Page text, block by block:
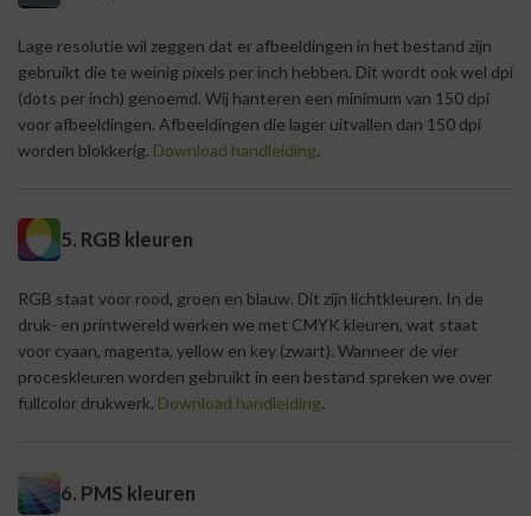
Lage resolutie wil zeggen dat er afbeeldingen in het bestand zijn
gebruikt die te weinig pixels per inch hebben. Dit wordt ook wel dpi
(dots per inch) genoemd. Wij hanteren een minimum van 150 dpi
voor afbeeldingen. Afbeeldingen die lager uitvallen dan 150 dpi
worden blokkerig. Download handleiding.
5. RGB kleuren
RGB staat voor rood, groen en blauw. Dit zijn lichtkleuren. In de
druk- en printwereld werken we met CMYK kleuren, wat staat
voor cyaan, magenta, yellow en key (zwart). Wanneer de vier
proceskleuren worden gebruikt in een bestand spreken we over
fullcolor drukwerk. Download handleiding.
6. PMS kleuren